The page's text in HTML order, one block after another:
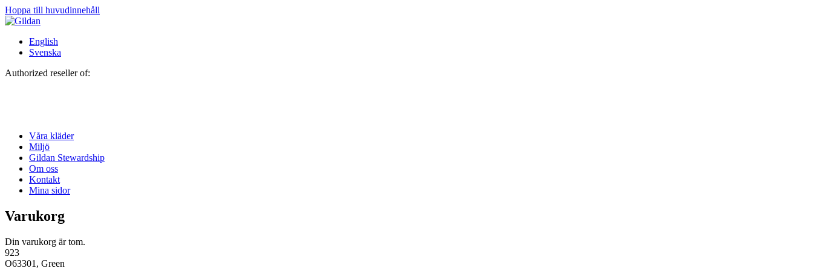
Hoppa till huvudinnehåll
English
Svenska
Authorized reseller of:
Våra kläder
Miljö
Gildan Stewardship
Om oss
Kontakt
Mina sidor
Varukorg
Din varukorg är tom.
923
O63301, Green